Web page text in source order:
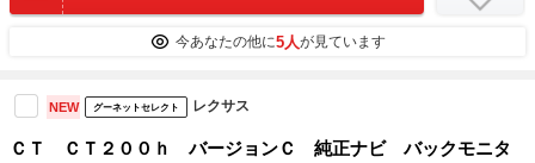
今あなたの他に5人が見ています
NEW グーネットセレクト レクサス
ＣＴ ＣＴ２００ｈ バージョンＣ 純正ナビ バックモニタ